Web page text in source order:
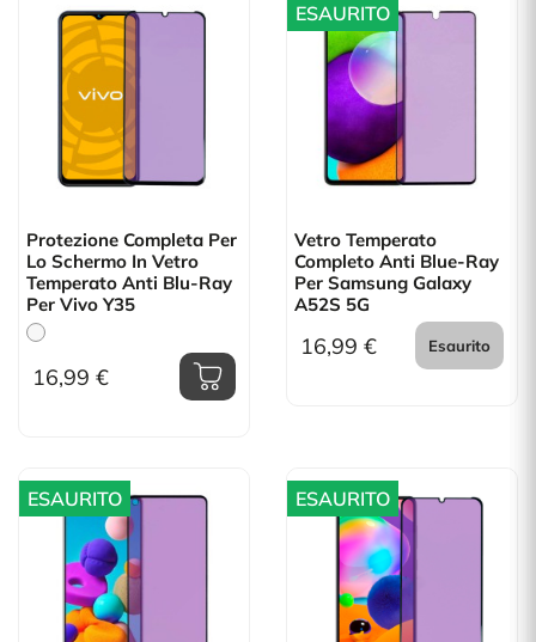
Protezione Completa Per
Lo Schermo In Vetro
Temperato Anti Blu-Ray
Per Vivo Y35
16,99 €
Vetro Temperato
Completo Anti Blue-Ray
Per Samsung Galaxy
A52S 5G
16,99 € Esaurito
ESAURITO
ESAURITO ESAURITO